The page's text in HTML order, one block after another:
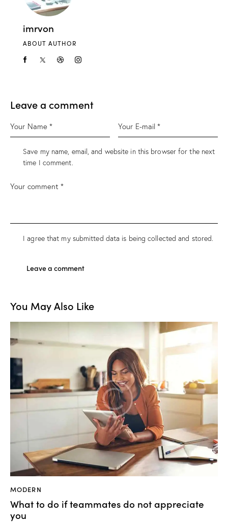
imrvon
ABOUT AUTHOR
Leave a comment
Save my name, email, and website in this browser for the next
time I comment.
I agree that my submitted data is beingcollected and stored.
You May Also Like
MODERN
What to do if teammates do not appreciate
you